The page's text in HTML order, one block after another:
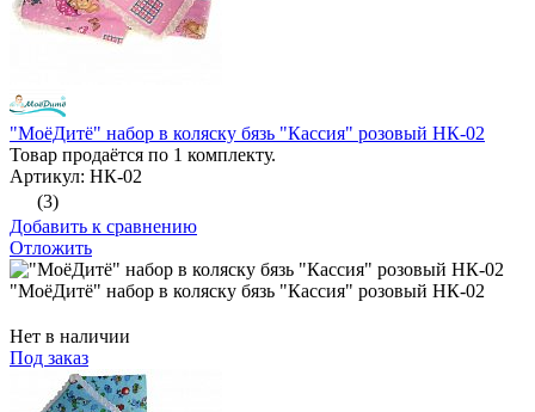
"МоёДитё" набор в коляску бязь "Кассия" розовый НК-02
Товар продаётся по 1 комплекту.
Артикул: НК-02
(3)
Добавить к сравнению
Отложить
"МоёДитё" набор в коляску бязь "Кассия" розовый НК-02
Нет в наличии
Под заказ